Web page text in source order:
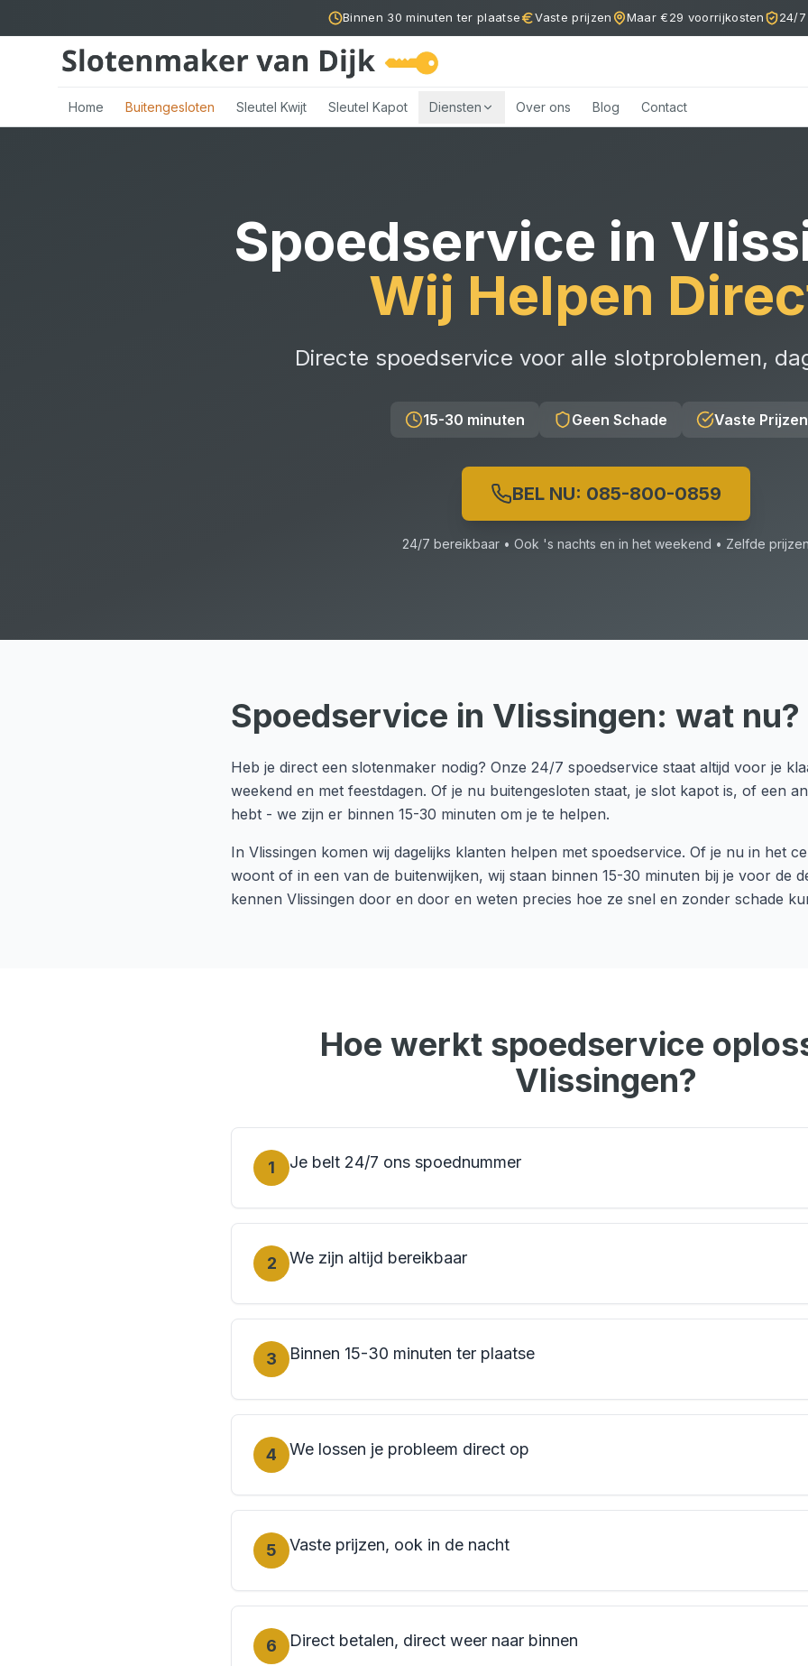
Binnen 30 minuten ter plaatse Vaste prijzen Maar €29 voorrijkosten 24/
Home Buitengesloten Sleutel Kwijt Sleutel Kapot Diensten Over ons Blog Contact
Spoedservice in
Wij Helpen
Directe spoedservice voor alle slotproblemen,
15-30 minuten Geen Schade Vaste Prijzen
BEL NU: 085-800-0859
24/7 bereikbaar • Ook 's nachts en in het weekend • Zelfde prijzen
Spoedservice in Vlissingen: wat nu?
Heb je direct een slotenmaker nodig? Onze 24/7 spoedservice staat altijd voor je
weekend en met feestdagen. Of je nu buitengesloten staat, je slot kapot is, of een
hebt - we zijn er binnen 15-30 minuten om je te helpen.
In Vlissingen komen wij dagelijks klanten helpen met spoedservice. Of je nu in het
woont of in een van de buitenwijken, wij staan binnen 15-30 minuten bij je voor de
kennen Vlissingen door en door en weten precies hoe ze snel en zonder schade
Hoe werkt spoedservice
Vlissingen?
1 Je belt 24/7 ons spoednummer
2 We zijn altijd bereikbaar
3 Binnen 15-30 minuten ter plaatse
4 We lossen je probleem direct op
5 Vaste prijzen, ook in de nacht
6 Direct betalen, direct weer naar binnen